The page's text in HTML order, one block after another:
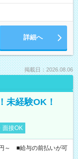
詳細へ
掲載日：2026.08.06
未経験OK！
面接OK
～ ■給与の前払いが可